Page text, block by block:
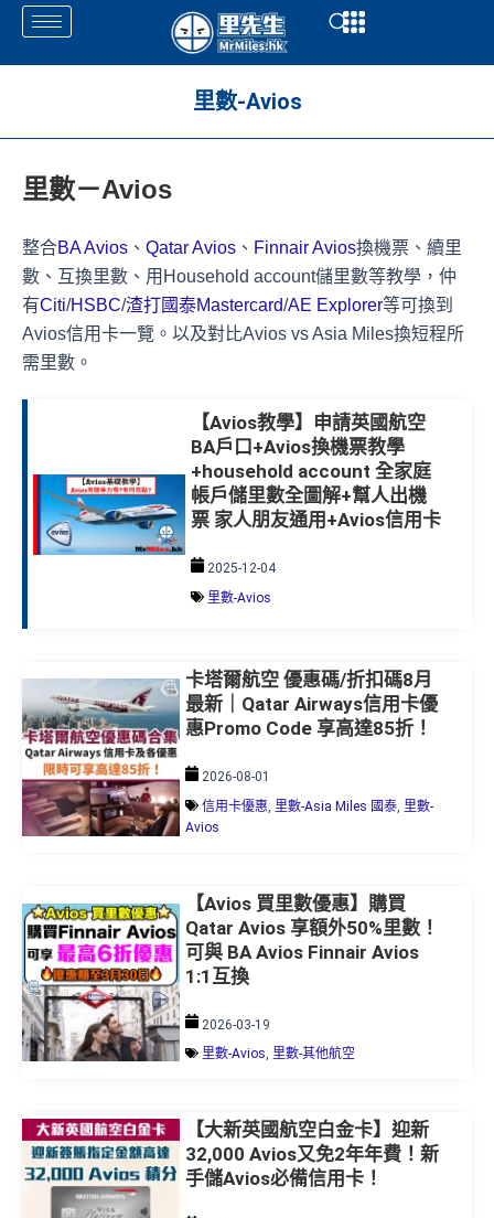
Skip
content
Open
里數-Avios
里數－Avios
整合BA Avios 、 Qatar Avios 、 Finnair Avios換機票、續里
數、互換里數、用Household account儲里數等教學，仲
有Citi/HSBC/渣打國泰Mastercard/AE Explorer等可換到
Avios信用卡一覽。以及對比Avios vs Asia Miles換短程所
需里數。
【Avios教學】申請英國航空
BA戶口+Avios換機票教學
+household account 全家庭
帳戶儲里數全圖解+幫人出機
票 家人朋友通用+Avios信用卡
2025-12-04
里數-Avios
卡塔爾航空 優惠碼/折扣碼8月
最新｜Qatar Airways信用卡優
惠Promo Code 享高達85折！
2026-08-01
信用卡優惠 里數-Asia Miles 國泰, 里數-
Avios
【Avios 買里數優惠】購買
Qatar Avios 享額外50%里數！
可與 BA Avios Finnair Avios
1:1互換
2026-03-19
里數-Avios, 里數-其他航空
【大新英國航空白金卡】迎新
32,000 Avios又免2年年費！新
手儲Avios必備信用卡！